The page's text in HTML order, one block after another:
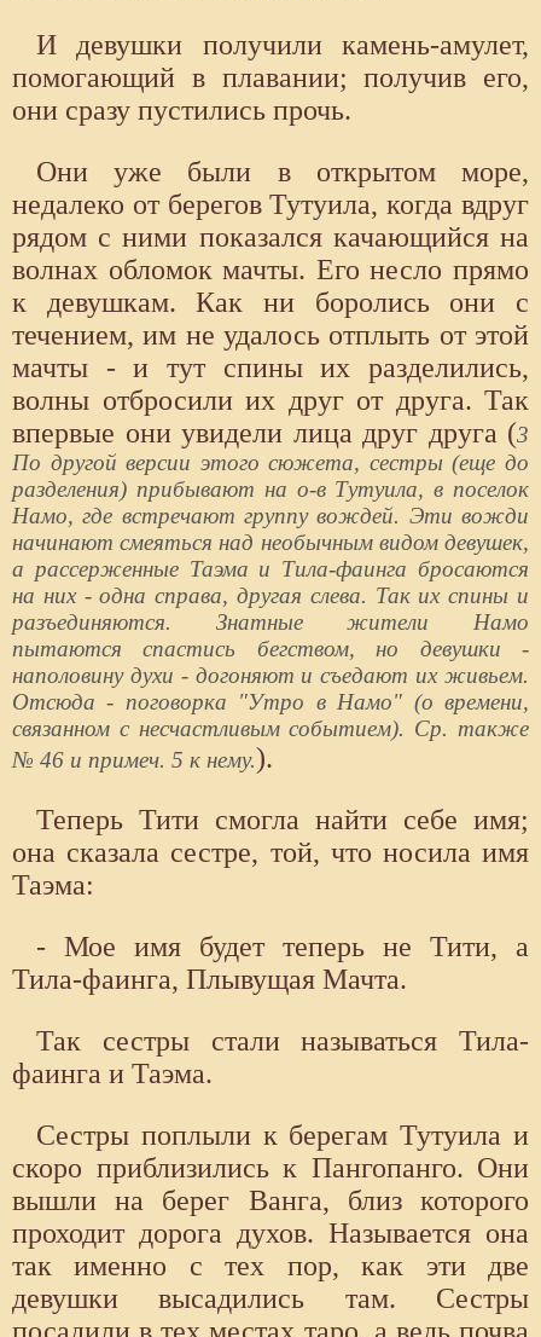
И девушки получили камень-амулет,
помогающий в плавании; получив его,
они сразу пустились прочь.
Они уже были в открытом море,
недалеко от берегов Тутуила, когда вдруг
рядом с ними показался качающийся на
волнах обломок мачты. Его несло прямо
к девушкам. Как ни боролись они с
течением, им не удалось отплыть от этой
мачты - и тут спины их разделились,
волны отбросили их друг от друга. Так
впервые они увидели лица друг друга (3
По другой версии этого сюжета, сестры (еще до
разделения) прибывают на о-в Тутуила, в поселок
Намо, где встречают группу вождей. Эти вожди
начинают смеяться над необычным видом девушек,
а рассерженные Таэма и Тила-фаинга бросаются
на них - одна справа, другая слева. Так их спины и
разъединяются. Знатные жители Намо
пытаются спастись бегством, но девушки -
наполовину духи - догоняют и съедают их живьем.
Отсюда - поговорка "Утро в Намо" (о времени,
связанном с несчастливым событием). Ср. также
№ 46 и примеч. 5 к нему.).
Теперь Тити смогла найти себе имя;
она сказала сестре, той, что носила имя
Таэма:
- Мое имя будет теперь не Тити, а
Тила-фаинга, Плывущая Мачта.
Так сестры стали называться Тила-
фаинга и Таэма.
Сестры поплыли к берегам Тутуила и
скоро приблизились к Пангопанго. Они
вышли на берег Ванга, близ которого
проходит дорога духов. Называется она
так именно с тех пор, как эти две
девушки высадились там. Сестры
посадили в тех местах таро, а ведь почва